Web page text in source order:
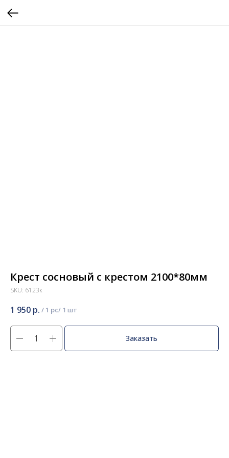
Крест сосновый с крестом 2100*80мм
SKU: 6123к
1 950 р. / 1 pc
Заказать